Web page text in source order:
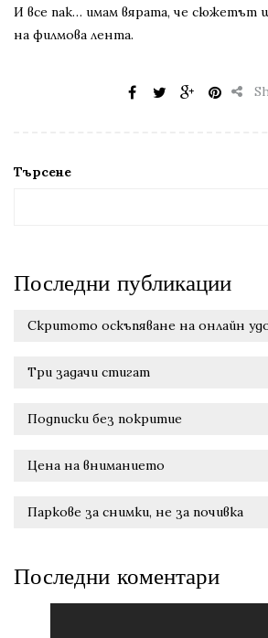
И все пак… имам вярата, че сюжетът
на филмова лента.
Търсене
Последни публикации
Скритото оскъпяване на онлайн
Три задачи стигат
Подписки без покритие
Цена на вниманието
Паркове за снимки, не за почивка
Последни коментари